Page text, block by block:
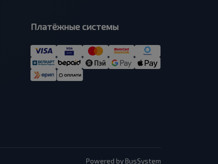
Платёжные системы
Powered by BusSystem